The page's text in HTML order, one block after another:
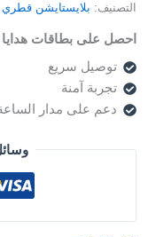
التصنيف: بلايستايشن قطري
احصل على بطاقات
توصيل سريع
تجربة آمنة
دعم على مدار